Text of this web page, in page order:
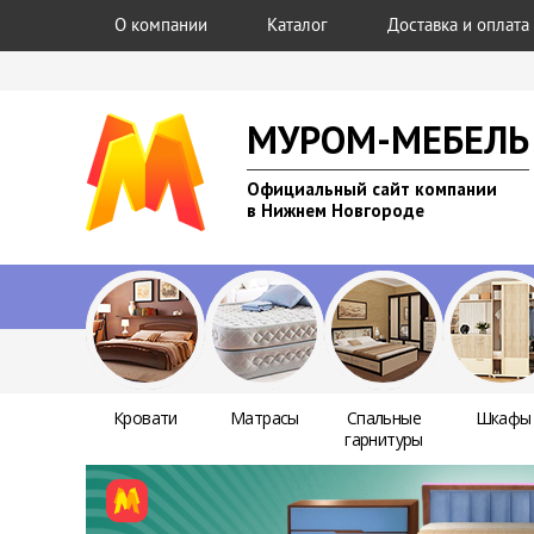
О компании Каталог Доставка и оплата
МУРОМ-МЕБЕЛЬ
Официальный сайт компании
в Нижнем Новгороде
Кровати Матрасы
Спальные
гарнитуры
Шкафы